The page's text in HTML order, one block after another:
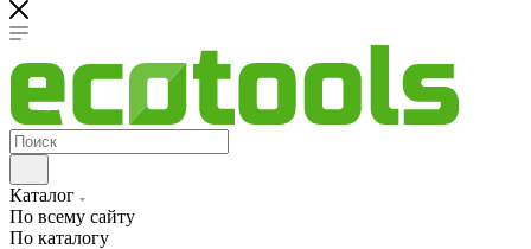
Каталог
По всему сайту
По каталогу